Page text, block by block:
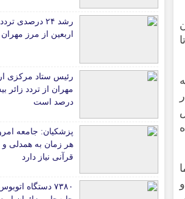
شهرداری و شورای شهر
*ماناسپهر
اطلاعیه
پیام تبریک ماناسپهر
پیوندهای سایت
رشد ۲۴ درصدی
اربعین از مرز مهران
رئیس ستاد مرکزی
درصد است
پزشکیان: جامعه
هر زمان به همدلی و
قرآنی نیاز دارد
۷۳۸۰ دستگاه